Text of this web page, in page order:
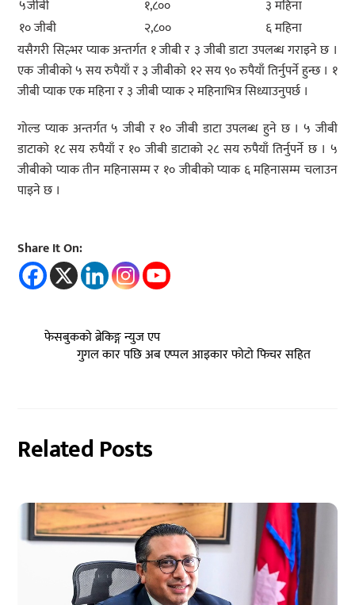
५जीबी
१,८००
३ महिना
१० जीबी
२,८००
६ महिना
यसैगरी सिल्भर प्याक अन्तर्गत १ जीबी र ३ जीबी डाटा उपलब्ध गराइने छ ।
एक जीबीको ५ सय रुपैयाँ र ३ जीबीको १२ सय ९० रुपैयाँ तिर्नुपर्ने हुन्छ । १
जीबी प्याक एक महिना र ३ जीबी प्याक २ महिनाभित्र सिध्याउनुपर्छ ।
गोल्ड प्याक अन्तर्गत ५ जीबी र १० जीबी डाटा उपलब्ध हुने छ । ५ जीबी
डाटाको १८ सय रुपैयाँ र १० जीबी डाटाको २८ सय रुपैयाँ तिर्नुपर्ने छ । ५
जीबीको प्याक तीन महिनासम्म र १० जीबीको प्याक ६ महिनासम्म चलाउन
पाइने छ ।
Share It On:
फेसबुकको ब्रेकिङ्ग न्युज एप
गुगल कार पछि अब एप्पल आइकार फोटो फिचर सहित
Related Posts